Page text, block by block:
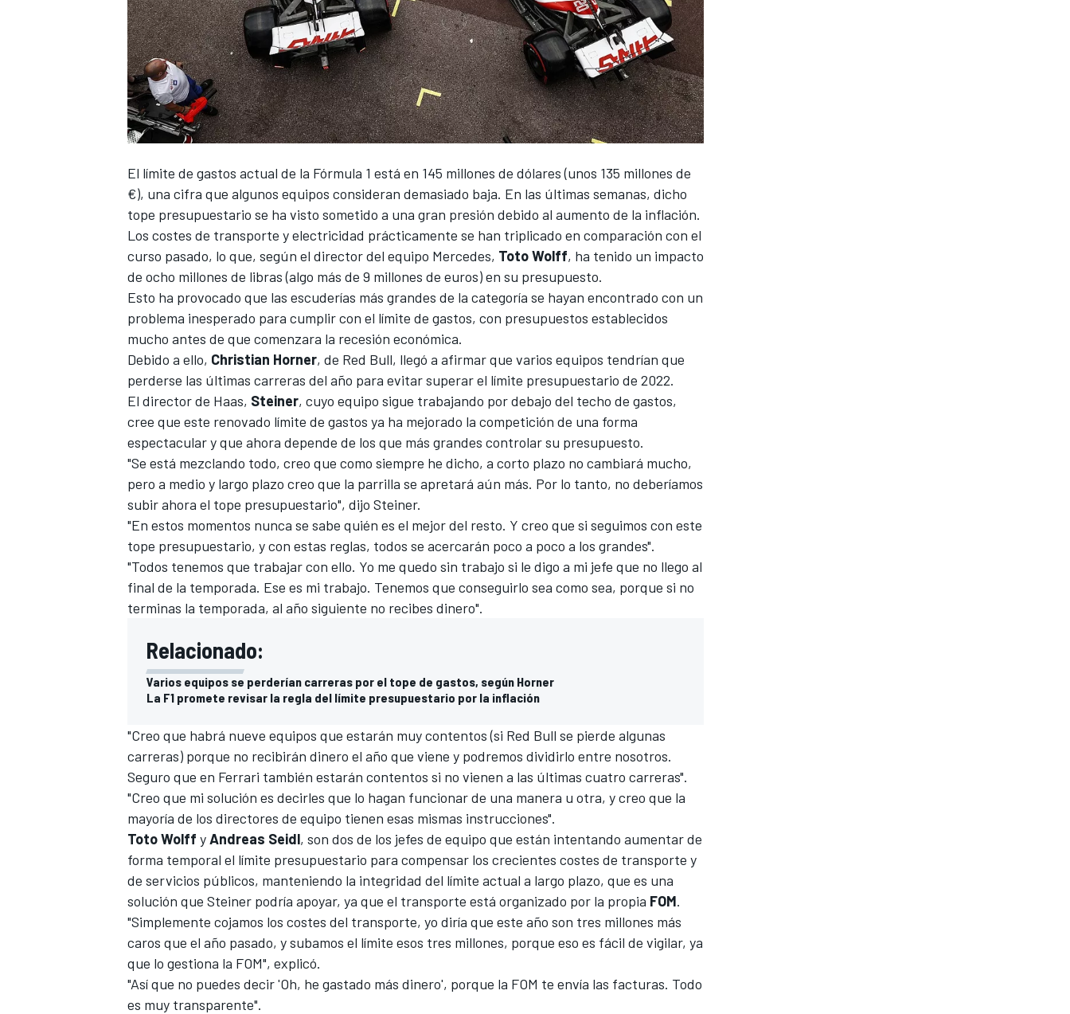
MÁS CATEGORÍAS
El límite de gastos actual de la Fórmula 1 está en 145 millones de dólares (unos 135 millones de
€), una cifra que algunos equipos consideran demasiado baja. En las últimas semanas, dicho
tope presupuestario se ha visto sometido a una gran presión debido al aumento de la inflación.
Los costes de transporte y electricidad prácticamente se han triplicado en comparación con el
curso pasado, lo que, según el director del equipo Mercedes, Toto Wolff, ha tenido un impacto
de ocho millones de libras (algo más de 9 millones de euros) en su presupuesto.
Esto ha provocado que las escuderías más grandes de la categoría se hayan encontrado con un
problema inesperado para cumplir con el límite de gastos, con presupuestos establecidos
mucho antes de que comenzara la recesión económica.
Debido a ello, Christian Horner, de Red Bull, llegó a afirmar que varios equipos tendrían que
perderse las últimas carreras del año para evitar superar el límite presupuestario de 2022.
El director de Haas, Steiner, cuyo equipo sigue trabajando por debajo del techo de gastos,
cree que este renovado límite de gastos ya ha mejorado la competición de una forma
espectacular y que ahora depende de los que más grandes controlar su presupuesto.
"Se está mezclando todo, creo que como siempre he dicho, a corto plazo no cambiará mucho,
pero a medio y largo plazo creo que la parrilla se apretará aún más. Por lo tanto, no deberíamos
subir ahora el tope presupuestario", dijo Steiner.
"En estos momentos nunca se sabe quién es el mejor del resto. Y creo que si seguimos con este
tope presupuestario, y con estas reglas, todos se acercarán poco a poco a los grandes".
"Todos tenemos que trabajar con ello. Yo me quedo sin trabajo si le digo a mi jefe que no llego al
final de la temporada. Ese es mi trabajo. Tenemos que conseguirlo sea como sea, porque si no
terminas la temporada, al año siguiente no recibes dinero".
Relacionado:
Varios equipos se perderían carreras por el tope de gastos, según Horner
La F1 promete revisar la regla del límite presupuestario por la inflación
"Creo que habrá nueve equipos que estarán muy contentos (si Red Bull se pierde algunas
carreras) porque no recibirán dinero el año que viene y podremos dividirlo entre nosotros.
Seguro que en Ferrari también estarán contentos si no vienen a las últimas cuatro carreras".
"Creo que mi solución es decirles que lo hagan funcionar de una manera u otra, y creo que la
mayoría de los directores de equipo tienen esas mismas instrucciones".
Toto Wolff yAndreas Seidl, son dos de los jefes de equipo que están intentando aumentar de
forma temporal el límite presupuestario para compensar los crecientes costes de transporte y
de servicios públicos, manteniendo la integridad del límite actual a largo plazo, que es una
solución que Steiner podría apoyar, ya que el transporte está organizado por la propia FOM.
"Simplemente cojamos los costes del transporte, yo diría que este año son tres millones más
caros que el año pasado, y subamos el límite esos tres millones, porque eso es fácil de vigilar, ya
que lo gestiona la FOM", explicó.
"Así que no puedes decir 'Oh, he gastado más dinero', porque la FOM te envía las facturas. Todo
es muy transparente".